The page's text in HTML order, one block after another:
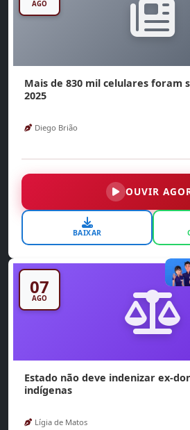
AGO
Mais de 830 mil celulares foram
2025
Diego Brião
OUVIR
BAIXAR
07
AGO
Estado não deve indenizar ex-
indígenas
Lígia de Matos